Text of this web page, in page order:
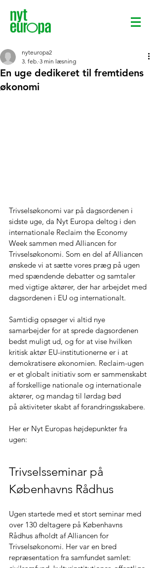
En uge dedikeret til fremtidens
økonomi
nyteuropa2
3. feb. 3 min læsning
Trivselsøkonomi var på dagsordenen i
sidste uge, da Nyt Europa deltog i den
internationale Reclaim the Economy
Week sammen med Alliancen for
Trivselsøkonomi. Som en del af Alliancen
ønskede vi at sætte vores præg på ugen
med spændende debatter og samtaler
med vigtige aktører, der har arbejdet med
dagsordenen i EU og internationalt.
Samtidig opsøger vi altid nye
samarbejder for at sprede dagsordenen
bedst muligt ud, og for at vise hvilken
kritisk aktør EU-institutionerne er i at
demokratisere økonomien. Reclaim-ugen
er et globalt initiativ som er sammenskabt
af forskellige nationale og internationale
aktører, og mandag til lørdag bød
på aktiviteter skabt af forandringsskabere.
Her er Nyt Europas højdepunkter fra
ugen:
Trivselsseminar på
Københavns Rådhus
Ugen startede med et stort seminar med
over 130 deltagere på Københavns
Rådhus afholdt af Alliancen for
Trivselsøkonomi. Her var en bred
repræsentation fra samfundet samlet: